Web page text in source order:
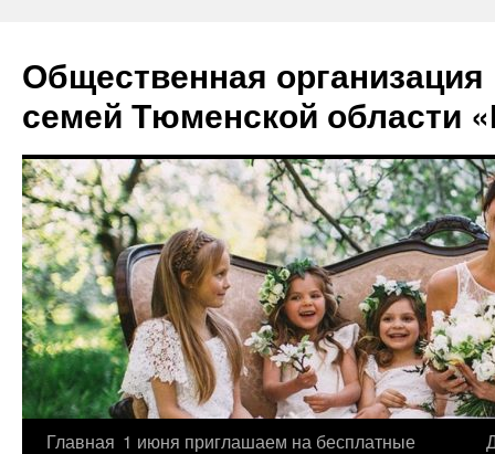
содержимому
Общественная
семей Тюменской области
Главная 1 июня приглашаем на бесплатные